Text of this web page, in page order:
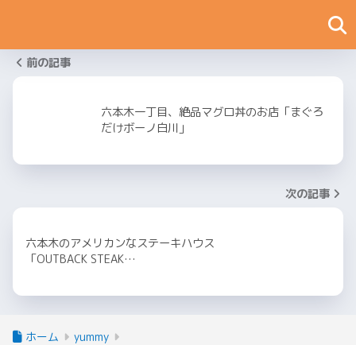
前の記事
六本木一丁目、絶品マグロ丼のお店「まぐろ
だけボーノ白川」
次の記事
六本木のアメリカンなステーキハウス
「OUTBACK STEAK…
ホーム yummy